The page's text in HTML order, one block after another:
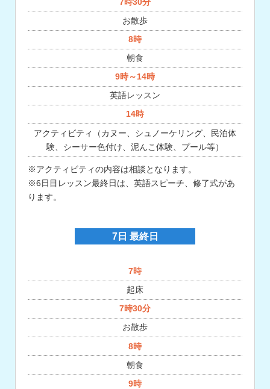
お散歩
8時
朝食
9時～14時
英語レッスン
14時
アクティビティ（カヌー、シュノーケリング、民泊体
験、シーサー色付け、泥んこ体験、プール等）
※アクティビティの内容は相談となります。
※6日目レッスン最終日は、英語スピーチ、修了式があ
ります。
7日 最終日
7時
起床
7時30分
お散歩
8時
朝食
9時